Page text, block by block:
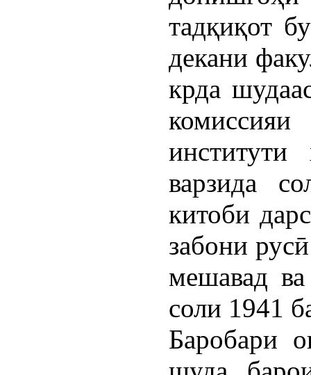
тадқиқот
декани
крда
варзида
китоби
забони
мешавад
соли 1941
Баробари